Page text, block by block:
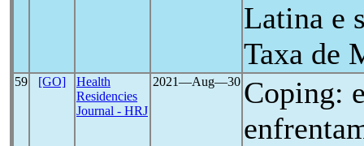
Latina e
Taxa de
59 [GO]
Health
Residencies
Journal - HRJ
2021―Aug―30 Coping: